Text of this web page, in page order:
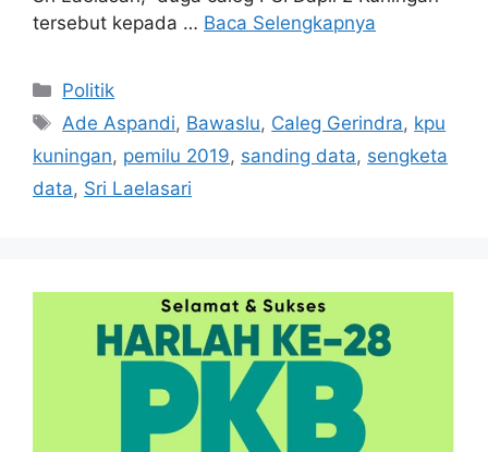
tersebut kepada … Baca Selengkapnya
Kategori
Politik
Tag
Ade Aspandi, Bawaslu, Caleg Gerindra, kpu
kuningan, pemilu 2019, sanding data, sengketa
data, Sri Laelasari